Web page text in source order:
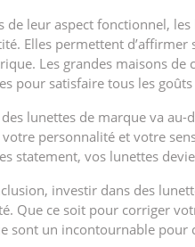
de leur aspect fonctionnel,
Elles permettent
Les grandes maisons
pour satisfaire tous les
lunettes de marque va
personnalité et votre
statement, vos lunettes
investir dans des
Que ce soit pour corriger
sont un incontournable pour